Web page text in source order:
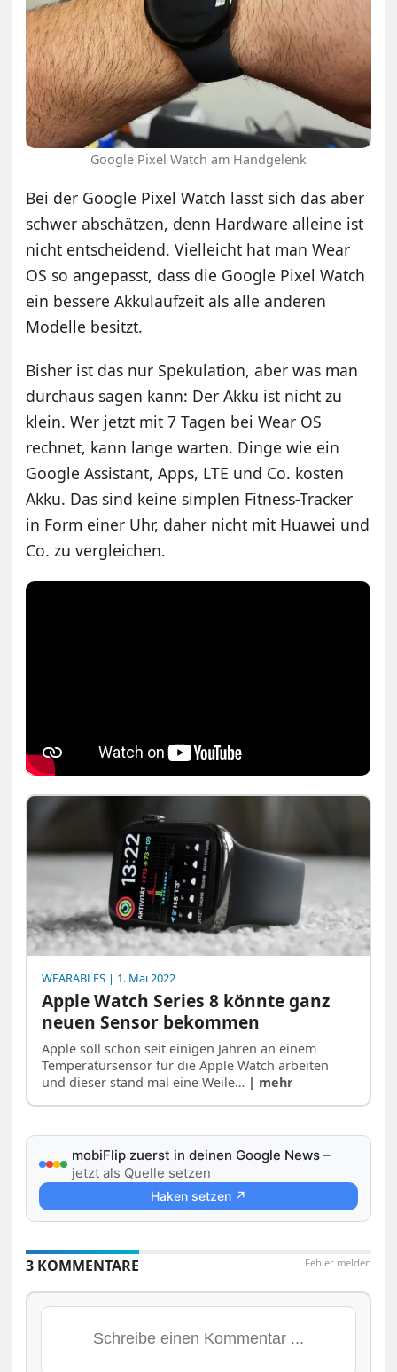
Google Pixel Watch am Handgelenk
Bei der Google Pixel Watch lässt sich das aber
schwer abschätzen, denn Hardware alleine ist
nicht entscheidend. Vielleicht hat man Wear
OS so angepasst, dass die Google Pixel Watch
ein bessere Akkulaufzeit als alle anderen
Modelle besitzt.
Bisher ist das nur Spekulation, aber was man
durchaus sagen kann: Der Akku ist nicht zu
klein. Wer jetzt mit 7 Tagen bei Wear OS
rechnet, kann lange warten. Dinge wie ein
Google Assistant, Apps, LTE und Co. kosten
Akku. Das sind keine simplen Fitness-Tracker
in Form einer Uhr, daher nicht mit Huawei und
Co. zu vergleichen.
WEARABLES | 1. Mai 2022
Apple Watch Series 8 könnte ganz
neuen Sensor bekommen
Apple soll schon seit einigen Jahren an einem
Temperatursensor für die Apple Watch arbeiten
und dieser stand mal eine Weile… | mehr
mobiFlip zuerst in deinen Google News –
jetzt als Quelle setzen
Haken setzen ↗
Fehler melden
3 KOMMENTARE